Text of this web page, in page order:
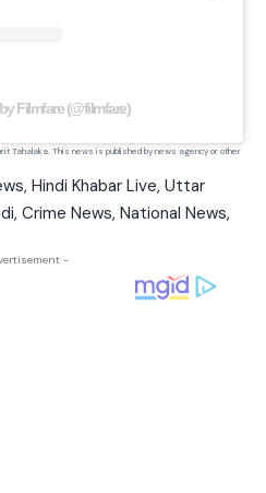
Filmfare (@filmfare)
Tahalaka. This news is published by news agency or other
Hindi Khabar Live, Uttar
Crime News, National News,
-